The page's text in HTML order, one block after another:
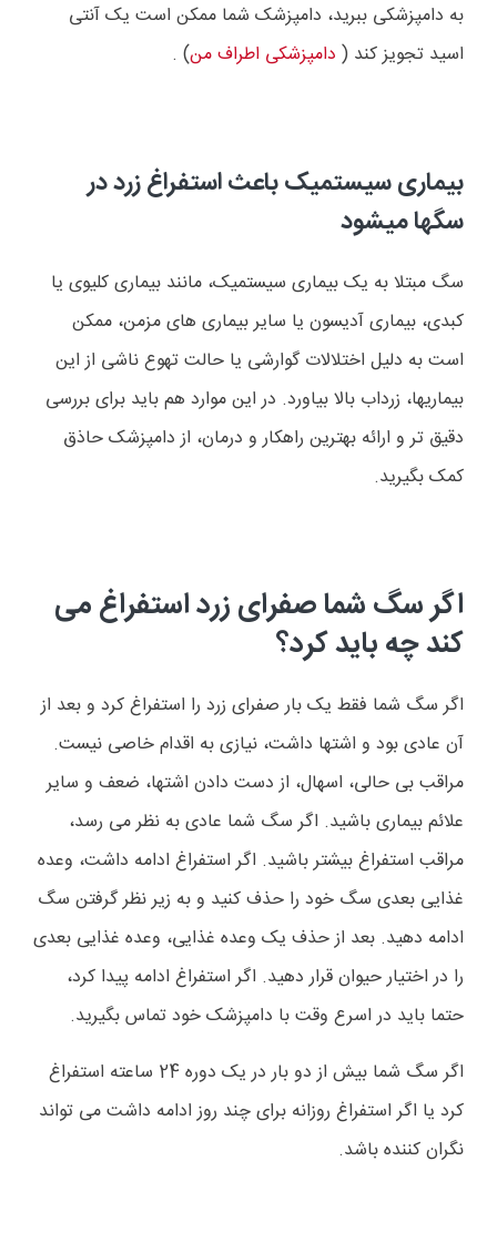
به دامپزشکی ببرید، دامپزشک شما ممکن است یک آنتی
اسید تجویز کند ( دامپزشکی اطراف من) .
بیماری سیستمیک باعث استفراغ زرد در
سگها میشود
سگ مبتلا به یک بیماری سیستمیک، مانند بیماری کلیوی یا
کبدی، بیماری آدیسون یا سایر بیماری های مزمن، ممکن
است به دلیل اختلالات گوارشی یا حالت تهوع ناشی از این
بیماریها، زرداب بالا بیاورد. در این موارد هم باید برای بررسی
دقیق تر و ارائه بهترین راهکار و درمان، از دامپزشک حاذق
کمک بگیرید.
اگر سگ شما صفرای زرد استفراغ می
کند چه باید کرد؟
اگر سگ شما فقط یک بار صفرای زرد را استفراغ کرد و بعد از
آن عادی بود و اشتها داشت، نیازی به اقدام خاصی نیست.
مراقب بی حالی، اسهال، از دست دادن اشتها، ضعف و سایر
علائم بیماری باشید. اگر سگ شما عادی به نظر می رسد،
مراقب استفراغ بیشتر باشید. اگر استفراغ ادامه داشت، وعده
غذایی بعدی سگ خود را حذف کنید و به زیر نظر گرفتن سگ
ادامه دهید. بعد از حذف یک وعده غذایی، وعده غذایی بعدی
را در اختیار حیوان قرار دهید. اگر استفراغ ادامه پیدا کرد،
حتما باید در اسرع وقت با دامپزشک خود تماس بگیرید.
اگر سگ شما بیش از دو بار در یک دوره 24 ساعته استفراغ
کرد یا اگر استفراغ روزانه برای چند روز ادامه داشت می تواند
نگران کننده باشد.